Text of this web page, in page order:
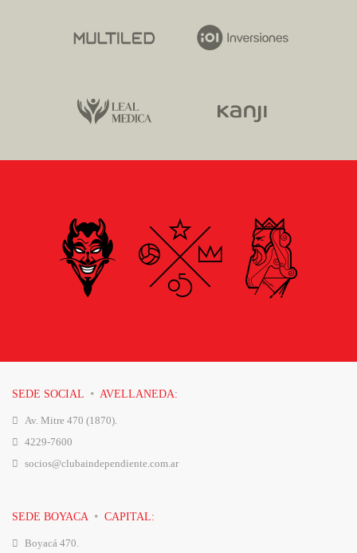
SEDE SOCIAL · AVELLANEDA:
Av. Mitre 470 (1870).
4229-7600
socios@clubaindependiente.com.ar
SEDE BOYACA · CAPITAL:
Boyacá 470.